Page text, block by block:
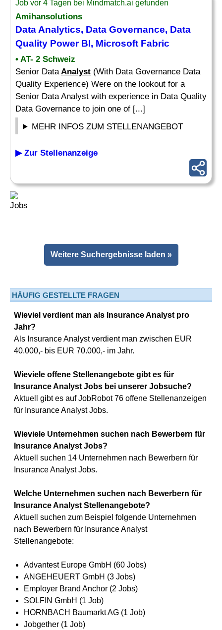
Job vor 4 Tagen bei Mindmatch.ai gefunden
Amihansolutions
Data Analytics, Data Governance, Data
Quality Power BI, Microsoft Fabric
• AT- 2 Schweiz
Senior DataAnalyst (With Data Governance Data
Quality Experience) Were on the lookout for a
Senior Data Analyst with experience in Data Quality
Data Governance to join one of [...]
MEHR INFOS ZUM STELLENANGEBOT
▶ Zur Stellenanzeige
Weitere Suchergebnisse laden »
HÄUFIG GESTELLTE FRAGEN
Wieviel verdient man als Insurance Analyst pro
Jahr?
Als Insurance Analyst verdient man zwischen EUR
40.000,- bis EUR 70.000,- im Jahr.
Wieviele offene Stellenangebote gibt es für
Insurance Analyst Jobs bei unserer Jobsuche?
Aktuell gibt es auf JobRobot 76 offene Stellenanzeigen
für Insurance Analyst Jobs.
Wieviele Unternehmen suchen nach Bewerbern für
Insurance Analyst Jobs?
Aktuell suchen 14 Unternehmen nach Bewerbern für
Insurance Analyst Jobs.
Welche Unternehmen suchen nach Bewerbern für
Insurance Analyst Stellenangebote?
Aktuell suchen zum Beispiel folgende Unternehmen
nach Bewerbern für Insurance Analyst
Stellenangebote:
Advantest Europe GmbH (60 Jobs)
ANGEHEUERT GmbH (3 Jobs)
Employer Brand Anchor (2 Jobs)
SOLFIN GmbH (1 Job)
HORNBACH Baumarkt AG (1 Job)
Jobgether (1 Job)